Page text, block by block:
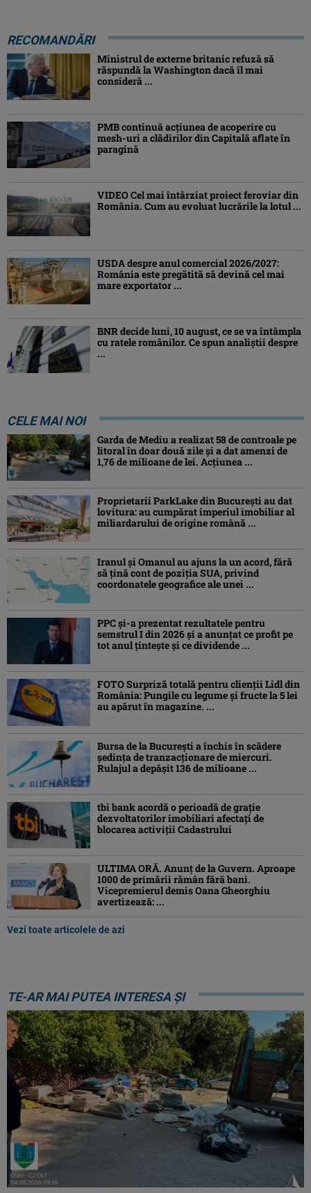
RECOMANDĂRI
Ministrul de externe britanic refuză să
răspundă la Washington dacă îl mai
consideră ...
PMB continuă acțiunea de acoperire cu
mesh-uri a clădirilor din Capitală aflate în
paragină
VIDEO Cel mai întârziat proiect feroviar din
România. Cum au evoluat lucrările la lotul ...
USDA despre anul comercial 2026/2027:
România este pregătită să devină cel mai
mare exportator ...
BNR decide luni, 10 august, ce se va întâmpla
cu ratele românilor. Ce spun analiștii despre
...
CELE MAI NOI
Garda de Mediu a realizat 58 de controale pe
litoral în doar două zile și a dat amenzi de
1,76 de milioane de lei. Acțiunea ...
Proprietarii ParkLake din București au dat
lovitura: au cumpărat imperiul imobiliar al
miliardarului de origine română ...
Iranul și Omanul au ajuns la un acord, fără
să țină cont de poziția SUA, privind
coordonatele geografice ale unei ...
PPC și-a prezentat rezultatele pentru
semstrul I din 2026 și a anunțat ce profit pe
tot anul țintește și ce dividende ...
FOTO Surpriză totală pentru clienții Lidl din
România: Pungile cu legume și fructe la 5 lei
au apărut în magazine. ...
Bursa de la București a închis în scădere
ședința de tranzacționare de miercuri.
Rulajul a depășit 136 de milioane ...
tbi bank acordă o perioadă de grație
dezvoltatorilor imobiliari afectați de
blocarea activiții Cadastrului
ULTIMA ORĂ. Anunț de la Guvern. Aproape
1000 de primării rămân fără bani.
Vicepremierul demis Oana Gheorghiu
avertizează: ...
Vezi toate articolele de azi
TE-AR MAI PUTEA INTERESA ȘI